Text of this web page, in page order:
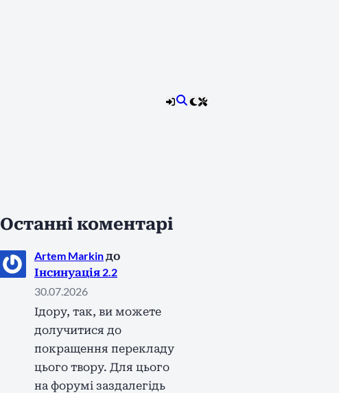
Останні коментарі
Artem Markinдо
Інсинуація 2.2
30.07.2026
Ідору, так, ви можете
долучитися до
покращення перекладу
цього твору. Для цього
на форумі заздалегідь